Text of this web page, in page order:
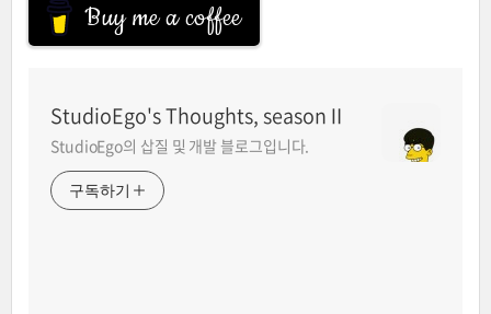
Buy me a coffee
StudioEgo's Thoughts, seasonⅡ
StudioEgo의 삽질 및 개발 블로그입니다.
구독하기